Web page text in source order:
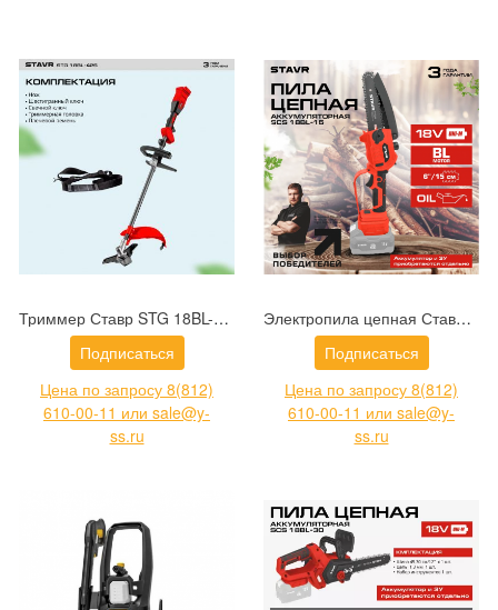
Триммер Ставр STG 18BL-42S (9060200036)
Подписаться
Цена по запросу 8(812)
610-00-11 или sale@y-
ss.ru
Электропила цепная Ставр SCS 18BL-15 (9060100030)
Подписаться
Цена по запросу 8(812)
610-00-11 или sale@y-
ss.ru